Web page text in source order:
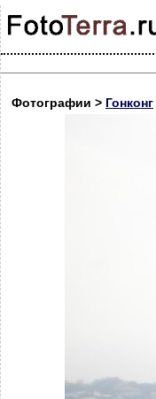
Фотографии > Гонконг